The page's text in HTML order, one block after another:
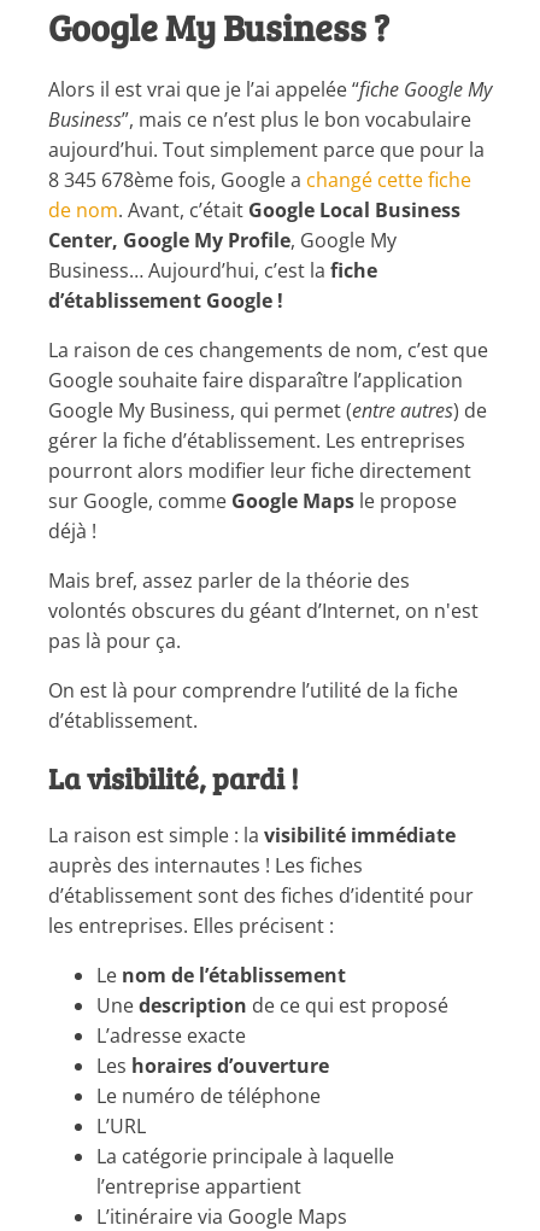
Google My Business ?
Alors il est vrai que je l’ai appelée “fiche Google My
Business”, mais ce n’est plus le bon vocabulaire
aujourd’hui. Tout simplement parce que pour la
8 345 678ème fois, Google a changé cette fiche
de nom. Avant, c’était Google Local Business
Center, Google My Profile, Google My
Business… Aujourd’hui, c’est la fiche
d’établissement Google !
La raison de ces changements de nom, c’est que
Google souhaite faire disparaître l’application
Google My Business, qui permet (entre autres) de
gérer la fiche d’établissement. Les entreprises
pourront alors modifier leur fiche directement
sur Google, comme Google Maps le propose
déjà !
Mais bref, assez parler de la théorie des
volontés obscures du géant d’Internet, on n'est
pas là pour ça.
On est là pour comprendre l’utilité de la fiche
d’établissement.
La visibilité, pardi !
La raison est simple : la visibilité immédiate
auprès des internautes ! Les fiches
d’établissement sont des fiches d’identité pour
les entreprises. Elles précisent :
Le nom de l’établissement
Unedescription de ce qui est proposé
L’adresse exacte
Les horaires d’ouverture
Le numéro de téléphone
L’URL
La catégorie principale à laquelle
l’entreprise appartient
L’itinéraire via Google Maps